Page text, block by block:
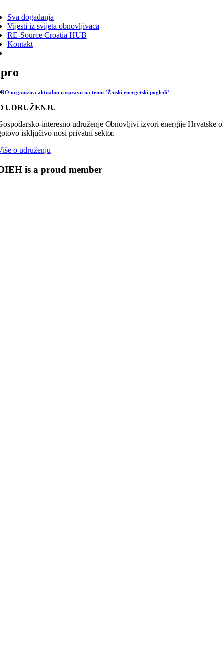
Sva događanja
Vijesti iz svijeta obnovljivaca
RE-Source Croatia HUB
Kontakt
organizira aktualnu raspravu na temu ‘Ženski energetski pogledi’
UDRUŽENJU
interesno udruženje Obnovljivi izvori energije
isključivo nosi privatni sektor.
o udruženju
is a proud member